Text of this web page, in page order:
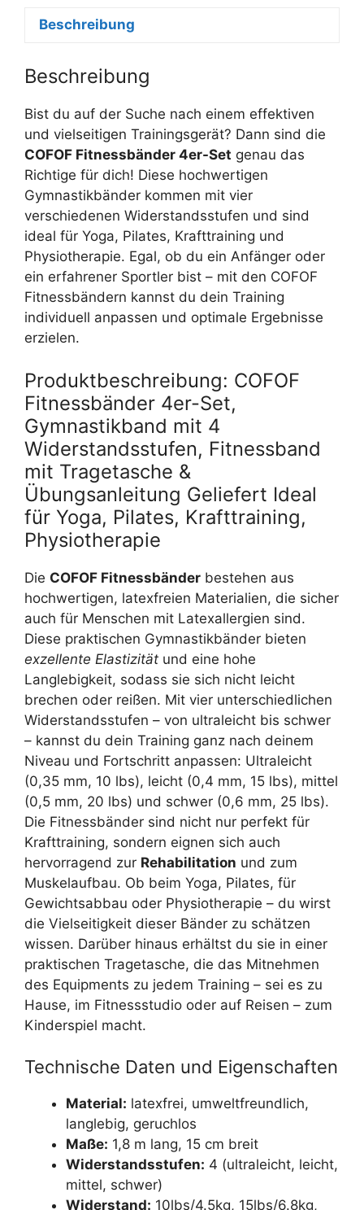
Beschreibung
Beschreibung
Bist du auf der Suche nach einem effektiven
und vielseitigen Trainingsgerät? Dann sind die
COFOF Fitnessbänder 4er-Set genau das
Richtige für dich! Diese hochwertigen
Gymnastikbänder kommen mit vier
verschiedenen Widerstandsstufen und sind
ideal für Yoga, Pilates, Krafttraining und
Physiotherapie. Egal, ob du ein Anfänger oder
ein erfahrener Sportler bist – mit den COFOF
Fitnessbändern kannst du dein Training
individuell anpassen und optimale Ergebnisse
erzielen.
Produktbeschreibung: COFOF
Fitnessbänder 4er-Set,
Gymnastikband mit 4
Widerstandsstufen, Fitnessband
mit Tragetasche &
Übungsanleitung Geliefert Ideal
für Yoga, Pilates, Krafttraining,
Physiotherapie
Die COFOF Fitnessbänder bestehen aus
hochwertigen, latexfreien Materialien, die sicher
auch für Menschen mit Latexallergien sind.
Diese praktischen Gymnastikbänder bieten
exzellente Elastizität und eine hohe
Langlebigkeit, sodass sie sich nicht leicht
brechen oder reißen. Mit vier unterschiedlichen
Widerstandsstufen – von ultraleicht bis schwer
– kannst du dein Training ganz nach deinem
Niveau und Fortschritt anpassen: Ultraleicht
(0,35 mm, 10 lbs), leicht (0,4 mm, 15 lbs), mittel
(0,5 mm, 20 lbs) und schwer (0,6 mm, 25 lbs).
Die Fitnessbänder sind nicht nur perfekt für
Krafttraining, sondern eignen sich auch
hervorragend zur Rehabilitation und zum
Muskelaufbau. Ob beim Yoga, Pilates, für
Gewichtsabbau oder Physiotherapie – du wirst
die Vielseitigkeit dieser Bänder zu schätzen
wissen. Darüber hinaus erhältst du sie in einer
praktischen Tragetasche, die das Mitnehmen
des Equipments zu jedem Training – sei es zu
Hause, im Fitnessstudio oder auf Reisen – zum
Kinderspiel macht.
Technische Daten und Eigenschaften
Material: latexfrei, umweltfreundlich,
langlebig, geruchlos
Maße: 1,8 m lang, 15 cm breit
Widerstandsstufen: 4 (ultraleicht, leicht,
mittel, schwer)
Widerstand: 10lbs/4.5kg, 15lbs/6.8kg,